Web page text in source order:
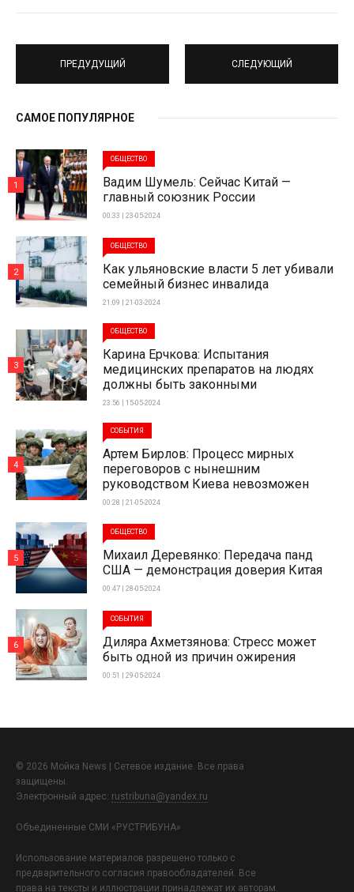
ПРЕДУДУЩИЙ СЛЕДУЮЩИЙ
САМОЕ ПОПУЛЯРНОЕ
ОБЩЕСТВО
Вадим Шумель: Сейчас Китай —
главный союзник России
00:33 | 23-05-2024
1
ОБЩЕСТВО
Как ульяновские власти 5 лет убивали
семейный бизнес инвалида
21:09 | 21-03-2024
2
ОБЩЕСТВО
Карина Ерчкова: Испытания
медицинских препаратов на людях
должны быть законными
23:56 | 15-05-2024
3
СОБЫТИЯ
Артем Бирлов: Процесс мирных
переговоров с нынешним
руководством Киева невозможен
00:28 | 21-05-2024
4
ОБЩЕСТВО
Михаил Деревянко: Передача панд
США — демонстрация доверия Китая
00:47 | 28-05-2024
5
СОБЫТИЯ
Диляра Ахметзянова: Стресс может
быть одной из причин ожирения
00:51 | 29-05-2024
6
© 2026 Мойка News | Сетевое издание. Все права
защищены.
Электронный адрес: rustribuna@yandex.ru
Объединенные СМИ «РУСТРИБУНА»
Использование материалов разрешено только с
предварительного согласия правообладателей. Все
права на тексты и иллюстрации принадлежат их авторам.